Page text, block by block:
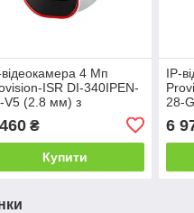
відеокамера 4 Мп
ISR DI-340IPEN-
V5 (2.8 мм) з
₴
Купити
IP-
28-
6